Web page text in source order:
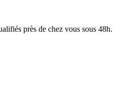
près de chez vous sous 48h.